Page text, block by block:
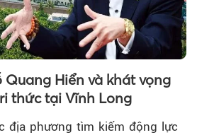
Hiển và khát vọng
thức tại Vĩnh Long
địa phương tìm kiếm động lực